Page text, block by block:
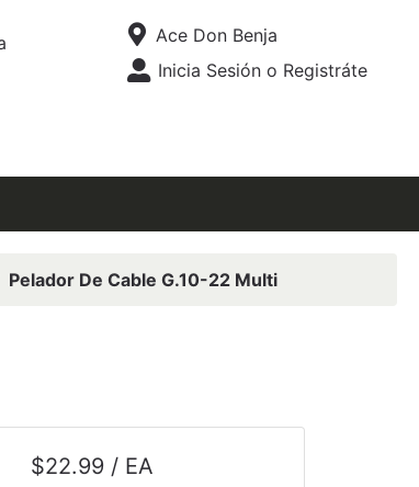
Abrir Menú
Tienda
Ace Don Benja
Menú
Inicia Sesión o Registráte
Pelador De Cable G.10-22 Multi
$22.99 / EA